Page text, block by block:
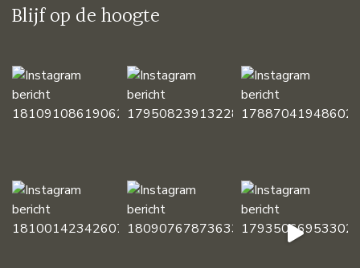
Blijf op de hoogte